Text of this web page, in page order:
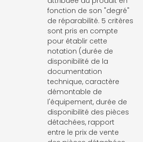
fonction de son "degré"
de réparabilité. 5 critères
sont pris en compte
pour établir cette
notation (durée de
disponibilité de la
documentation
technique, caractère
démontable de
l'équipement, durée de
disponibilité des pièces
détachées, rapport
entre le prix de vente